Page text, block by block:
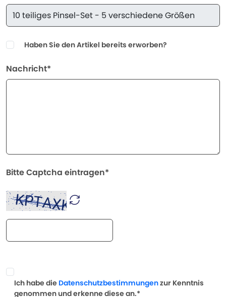
Haben Sie den Artikel bereits erworben?
Nachricht*
Bitte Captcha eintragen*
Ich habe die Datenschutzbestimmungenzur Kenntnis
genommen und erkenne diese an.*